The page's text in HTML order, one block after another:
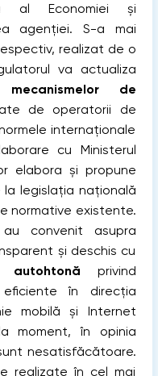
al Economiei și
agenţiei. S-a mai
realizat de o
va actualiza
mecanismelor de
de operatorii de
internaţionale
cu Ministerul
elabora și propune
legislația națională
normative existente.
convenit asupra
și deschis cu
autohtonă privind
eficiente în direcția
mobilă și Internet
moment, în opinia
nesatisfăcătoare.
realizate în cel mai